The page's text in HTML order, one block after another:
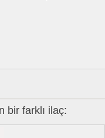
bir farklı ilaç: